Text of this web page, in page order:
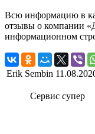
Всю информацию в
отзывы о компании
информационном
Erik Sembin
Сервис супер